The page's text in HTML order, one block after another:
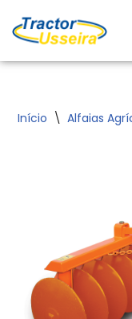
Avançar
para
Início \ Alfaias